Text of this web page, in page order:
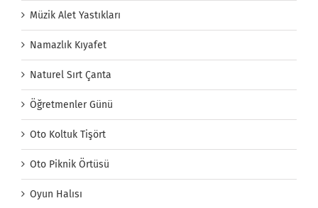
Müzik Alet Yastıkları
Namazlık Kıyafet
Naturel Sırt Çanta
Öğretmenler Günü
Oto Koltuk Tişört
Oto Piknik Örtüsü
Oyun Halısı